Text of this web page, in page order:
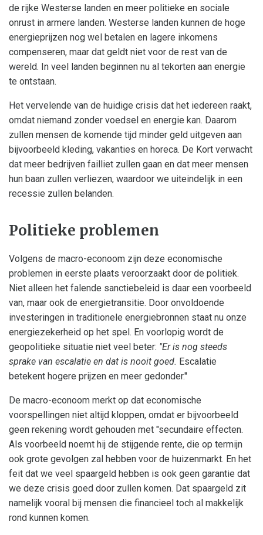
de rijke Westerse landen en meer politieke en sociale
onrust in armere landen. Westerse landen kunnen de hoge
energieprijzen nog wel betalen en lagere inkomens
compenseren, maar dat geldt niet voor de rest van de
wereld. In veel landen beginnen nu al tekorten aan energie
te ontstaan.
Het vervelende van de huidige crisis dat het iedereen raakt,
omdat niemand zonder voedsel en energie kan. Daarom
zullen mensen de komende tijd minder geld uitgeven aan
bijvoorbeeld kleding, vakanties en horeca. De Kort verwacht
dat meer bedrijven failliet zullen gaan en dat meer mensen
hun baan zullen verliezen, waardoor we uiteindelijk in een
recessie zullen belanden.
Politieke problemen
Volgens de macro-econoom zijn deze economische
problemen in eerste plaats veroorzaakt door de politiek.
Niet alleen het falende sanctiebeleid is daar een voorbeeld
van, maar ook de energietransitie. Door onvoldoende
investeringen in traditionele energiebronnen staat nu onze
energiezekerheid op het spel. En voorlopig wordt de
geopolitieke situatie niet veel beter: "Er is nog steeds
sprake van escalatie en dat is nooit goed. Escalatie
betekent hogere prijzen en meer gedonder."
De macro-econoom merkt op dat economische
voorspellingen niet altijd kloppen, omdat er bijvoorbeeld
geen rekening wordt gehouden met "secundaire effecten.
Als voorbeeld noemt hij de stijgende rente, die op termijn
ook grote gevolgen zal hebben voor de huizenmarkt. En het
feit dat we veel spaargeld hebben is ook geen garantie dat
we deze crisis goed door zullen komen. Dat spaargeld zit
namelijk vooral bij mensen die financieel toch al makkelijk
rond kunnen komen.